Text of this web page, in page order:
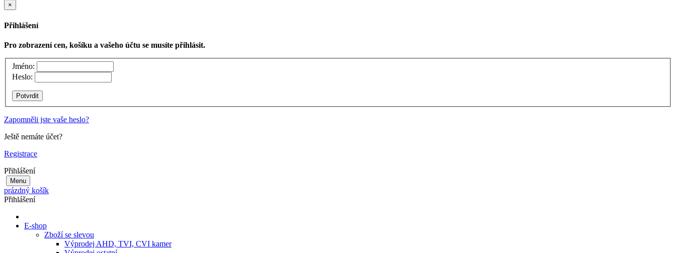
×
Přihlášení
Pro zobrazení cen, košíku a vašeho účtu se musíte přihlásit.
Jméno:
Heslo:
Zapomněli jste vaše heslo?
Ještě nemáte účet?
Registrace
Přihlášení
Menu
prázdný košík
Přihlášení
E-shop
Zboží se slevou
Výprodej AHD, TVI, CVI kamer